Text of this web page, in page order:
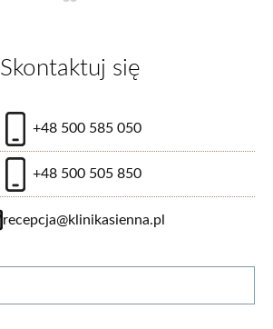
Skontaktuj się
+48 500 585 050
+48 500 505 850
recepcja@klinikasienna.pl